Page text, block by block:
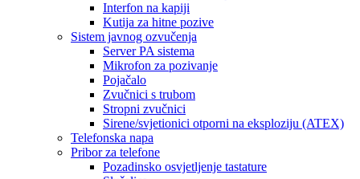
Interfon na kapiji
Kutija za hitne pozive
Sistem javnog ozvučenja
Server PA sistema
Mikrofon za pozivanje
Pojačalo
Zvučnici s trubom
Stropni zvučnici
Sirene/svjetionici otporni na eksploziju (ATEX)
Telefonska napa
Pribor za telefone
Pozadinsko osvjetljenje tastature